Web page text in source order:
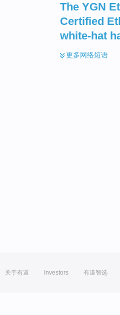
The YGN
Certified
white-hat
更多网络短语
关于有道 Investors 有道智选